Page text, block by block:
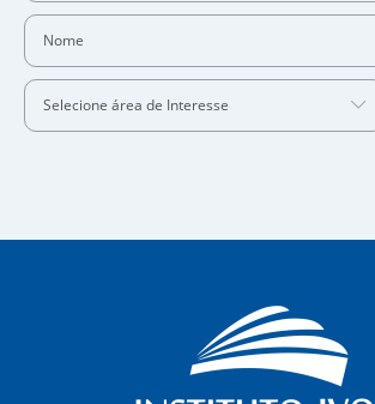
Selecione área de Interesse